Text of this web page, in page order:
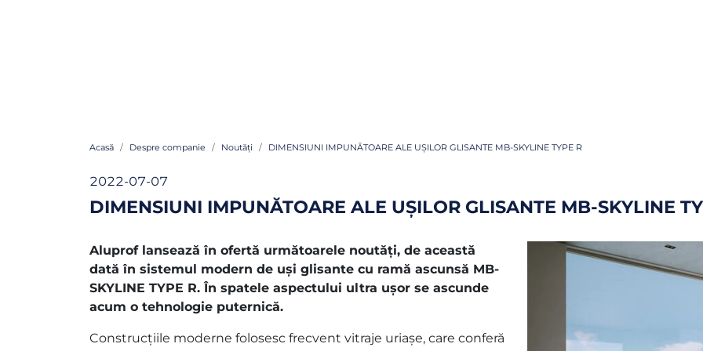
Acasă Despre companie Noutăți DIMENSIUNI IMPUNĂTOARE ALE UȘILOR GLISANTE MB-SKYLINE TYPE R
2022-07-07
DIMENSIUNI IMPUNĂTOARE ALE UȘILOR GLISANTE MB-SKYLINE
Aluprof lansează în ofertă următoarele noutăți, de această
dată în sistemul modern de uși glisante cu ramă ascunsă MB-
SKYLINE TYPE R. În spatele aspectului ultra ușor se ascunde
acum o tehnologie puternică.
Construcțiile moderne folosesc frecvent vitraje uriașe, care conferă